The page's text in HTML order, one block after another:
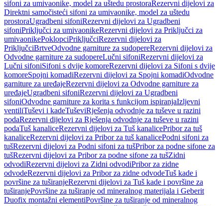
sifoni za umivaonike, model za uštedu prostoraRezervni dijelovi za
Direktni samočisteći sifoni za umivaonike, model za uštedu
prostoraUgradbeni sifoniRezervni dijelovi za Ugradbeni
sifoniPriključci za umivaonikeRezervni dijelovi za Priključci za
umivaonikePoklopciPriključciRezervni dijelovi za
PriključciBrtveOdvodne garniture za sudopereRezervni dijelovi za
Odvodne garniture za sudopereLučni sifoniRezervni dijelovi za
Lučni sifoniSifoni s dvije komoreRezervni dijelovi za Sifoni s dvije
komoreSpojni komadiRezervni dijelovi za Spojni komadiOdvodne
garniture za uređajeRezervni dijelovi za Odvodne garniture za
uređajeUgradbeni sifoniRezervni dijelovi za Ugradbeni
sifoniOdvodne garniture za korita s funkcijom ispiranjaIzljevni
ventiliTuševi i kadeTuševiRješenja odvodnje za tuševe u razini
podaRezervni dijelovi za Rješenja odvodnje za tuševe u razini
podaTuš kanaliceRezervni dijelovi za Tuš kanalicePribor za tuš
kanaliceRezervni dijelovi za Pribor za tuš kanalicePodni sifoni za
tušRezervni dijelovi za Podni sifoni za tušPribor za podne sifone za
tušRezervni dijelovi za Pribor za podne sifone za tušZidni
odvodiRezervni dijelovi za Zidni odvodiPribor za zidne
odvodeRezervni dijelovi za Pribor za zidne odvodeTuš kade i
površine za tuširanjeRezervni dijelovi za Tuš kade i površine za
tuširanjePovršine za tuširanje od mineralnog materijala i Geberit
Duofix montažni elementiPovršine za tuširanje od mineralnog